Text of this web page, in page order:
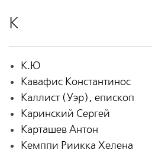
К
К.Ю
Кавафис Константинос
Каллист (Уэр), епископ
Каринский Сергей
Карташев Антон
Кемппи Риикка Хелена